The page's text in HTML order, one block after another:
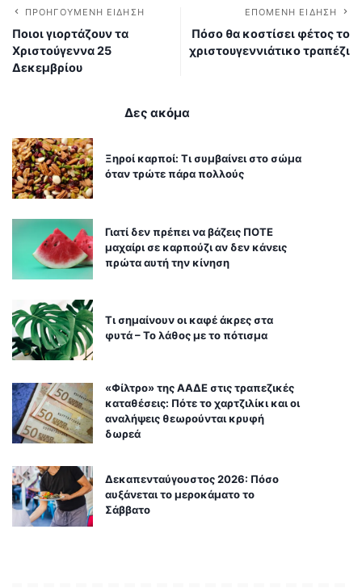
ΠΡΟΗΓΟΎΜΕΝΗ ΕΊΔΗΣΗ
Ποιοι γιορτάζουν τα
Χριστούγεννα 25
Δεκεμβρίου
ΕΠΌΜΕΝΗ ΕΊΔΗΣΗ
Πόσο θα κοστίσει φέτος το
χριστουγεννιάτικο τραπέζι
Δες ακόμα
Ξηροί καρποί: Τι συμβαίνει στο σώμα
όταν τρώτε πάρα πολλούς
Γιατί δεν πρέπει να βάζεις ΠΟΤΕ
μαχαίρι σε καρπούζι αν δεν κάνεις
πρώτα αυτή την κίνηση
Τι σημαίνουν οι καφέ άκρες στα
φυτά – Το λάθος με το πότισμα
«Φίλτρο» της ΑΑΔΕ στις τραπεζικές
καταθέσεις: Πότε το χαρτζιλίκι και οι
αναλήψεις θεωρούνται κρυφή
δωρεά
Δεκαπενταύγουστος 2026: Πόσο
αυξάνεται το μεροκάματο το
Σάββατο